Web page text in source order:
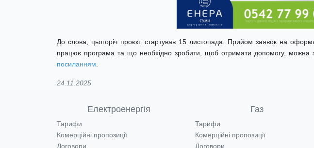
До слова, цьогоріч проєкт стартував 15 листопада. Прийом заявок на
працює програма та що необхідно зробити, щоб отримати допомогу, можна
посиланням
24.11.2025
Електроенергія
Тарифи
Комерційні пропозиції
Договори
Газ
Тарифи
Комерційні пропозиції
Договори